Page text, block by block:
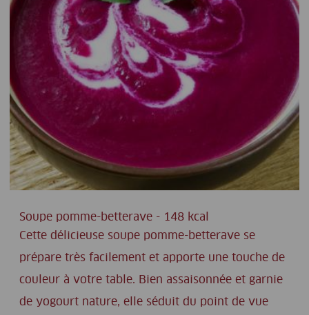
Soupe pomme-betterave - 148 kcal
Cette délicieuse soupe pomme-betterave se
prépare très facilement et apporte une touche de
couleur à votre table. Bien assaisonnée et garnie
de yogourt nature, elle séduit du point de vue